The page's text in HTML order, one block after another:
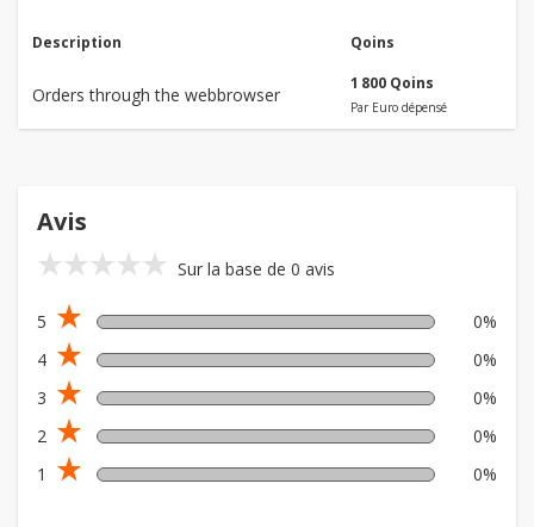
Description Qoins
Orders through the webbrowser
1 800 Qoins
Par Euro dépensé
Avis
star_ratestar_ratestar_ratestar_ratestar_rate Sur la base de 0 avis
5 star_rate
0%
4 star_rate
0%
3 star_rate
0%
2 star_rate
0%
1
star_rate 0%